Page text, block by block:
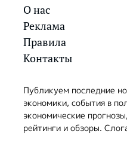
О нас
Реклама
Правила
Контакты
Публикуем последние
экономики, события в
экономические
рейтинги и обзоры.